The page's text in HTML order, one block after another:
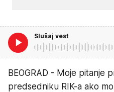
Slušaj vest
BEOGRAD - Moje pitanje
predsedniku RIK-a ako